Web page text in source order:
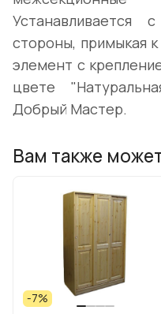
стороны, примыкая
элемент с
цвете
Добрый Мастер.
Вам также
-7%